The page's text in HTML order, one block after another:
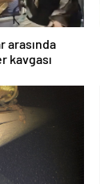
arasında
kavgası